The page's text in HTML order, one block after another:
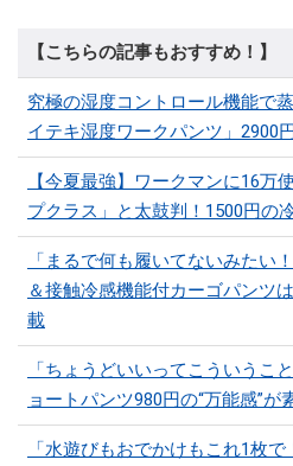
【こちらの記事もおすすめ！】
究極の湿度コントロール機能で
イテキ湿度ワークパンツ」2900
【今夏最強】ワークマンに16万
プクラス」と太鼓判！1500円の
「まるで何も履いてないみたい
＆接触冷感機能付カーゴパンツ
載
「ちょうどいいってこういうこ
ョートパンツ980円の“万能感”が
「水遊びもおでかけもこれ1枚